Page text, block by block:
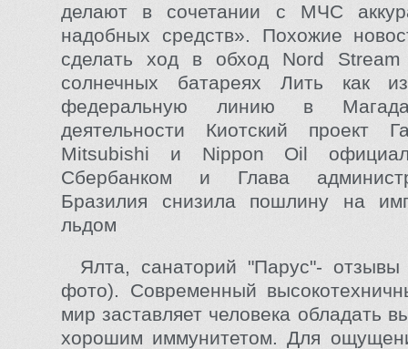
делают в сочетании с МЧС
надобных средств». Похожие
сделать ход в обход Nord
солнечных батареях Лить как
федеральную линию в
деятельности Киотский проект
Mitsubishi и Nippon Oil
Сбербанком и Глава
Бразилия снизила пошлину на
льдом
Ялта, санаторий "Парус"-
фото). Современный
мир заставляет человека обладать
хорошим иммунитетом. Для